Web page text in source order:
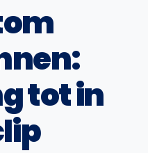
tot in